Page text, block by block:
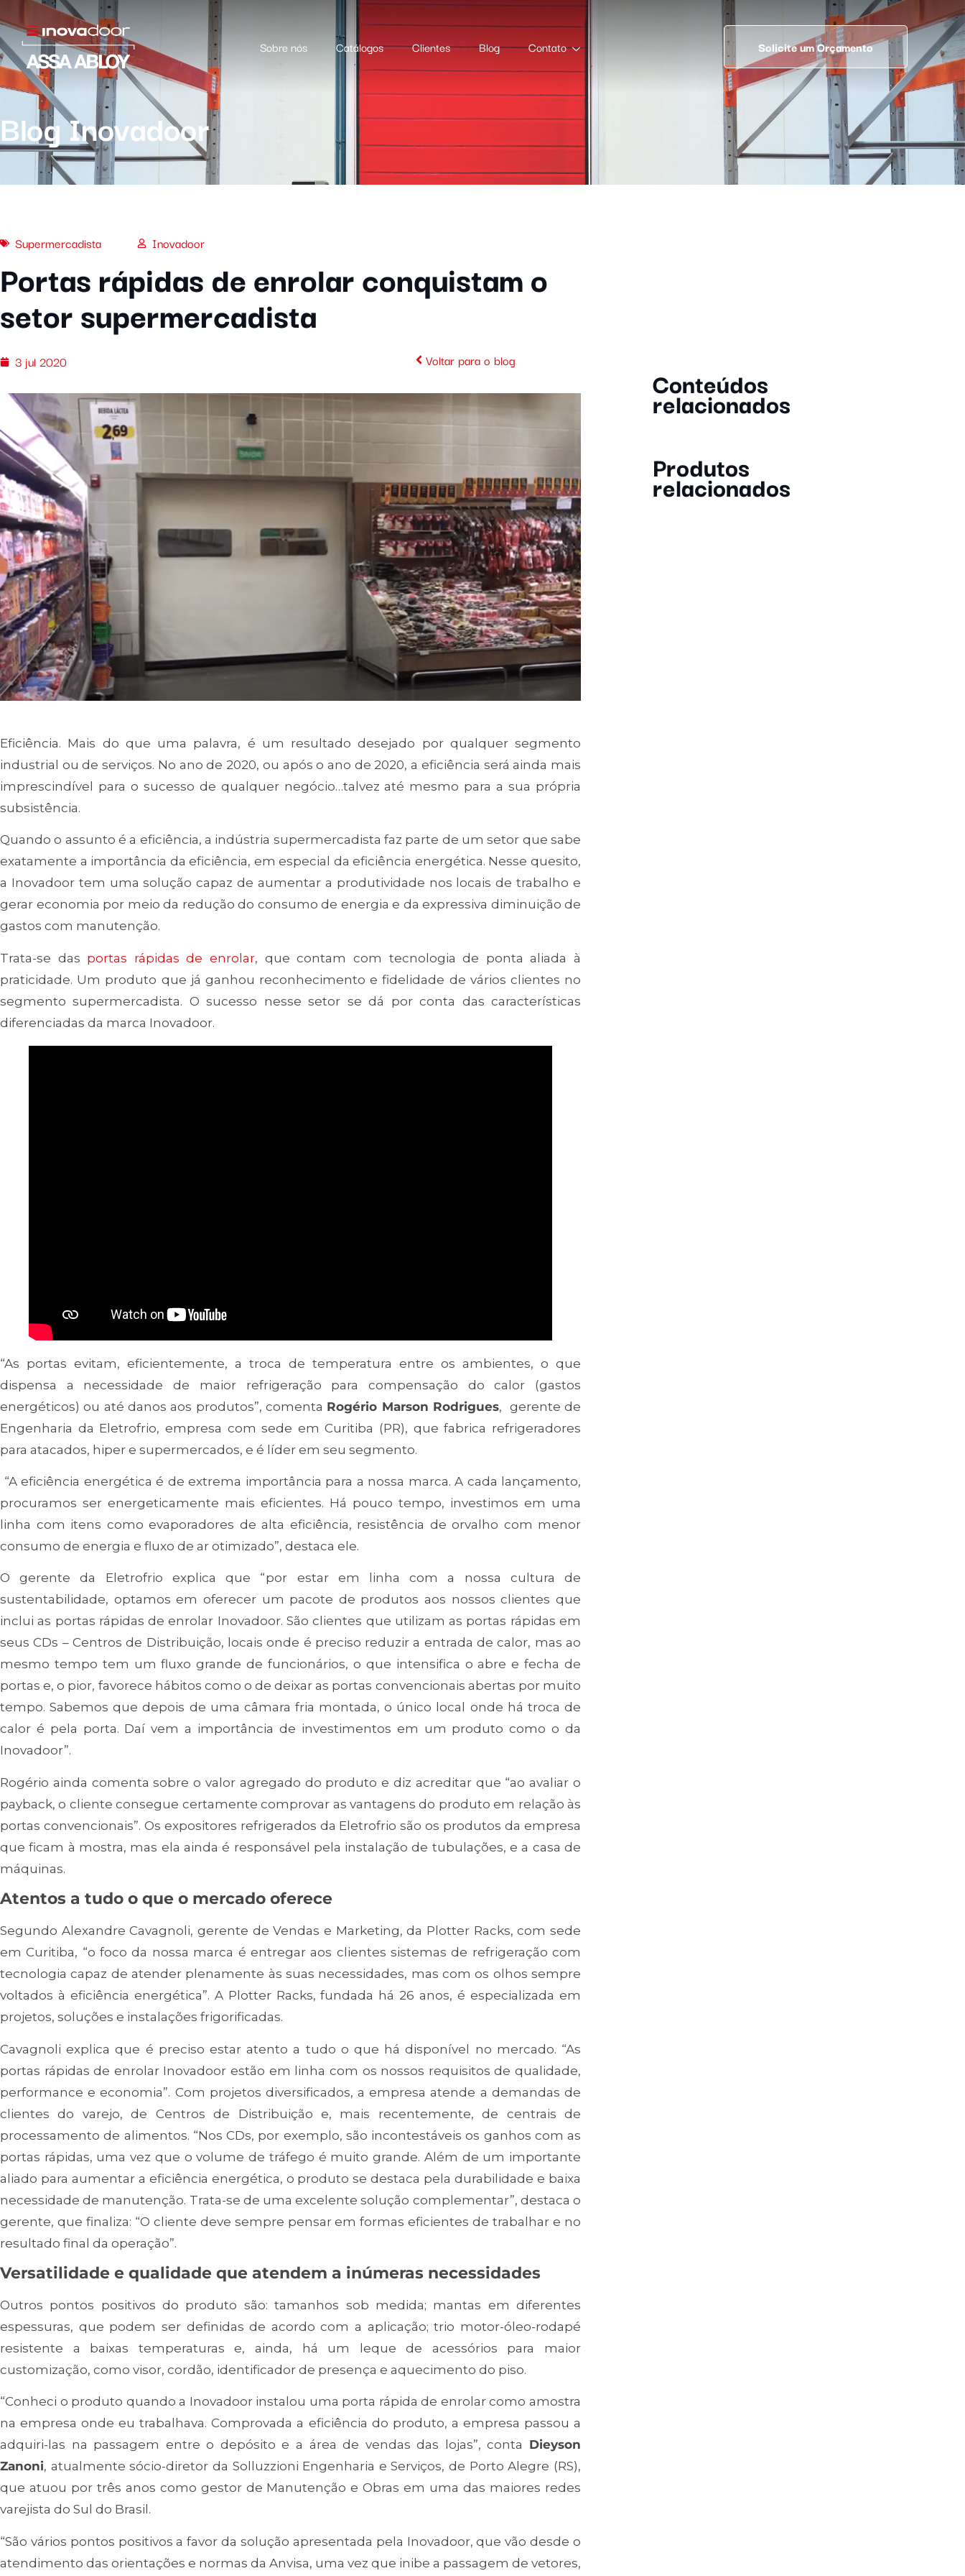
Sobre nós Catálogos Clientes Blog Contato Solicite um Orçamento
Blog Inovadoor
Supermercadista Inovadoor
Portas rápidas de enrolar conquistam o
setor supermercadista
3 jul 2020 Voltar para o blog
Eficiência. Mais do que uma palavra, é um resultado desejado por qualquer segmento
industrial ou de serviços. No ano de 2020, ou após o ano de 2020, a eficiência será ainda mais
imprescindível para o sucesso de qualquer negócio…talvez até mesmo para a sua própria
subsistência.
Quando o assunto é a eficiência, a indústria supermercadista faz parte de um setor que sabe
exatamente a importância da eficiência, em especial da eficiência energética. Nesse quesito,
a Inovadoor tem uma solução capaz de aumentar a produtividade nos locais de trabalho e
gerar economia por meio da redução do consumo de energia e da expressiva diminuição de
gastos com manutenção.
Trata-se das portas rápidas de enrolar, que contam com tecnologia de ponta aliada à
praticidade. Um produto que já ganhou reconhecimento e fidelidade de vários clientes no
segmento supermercadista. O sucesso nesse setor se dá por conta das características
diferenciadas da marca Inovadoor.
“As portas evitam, eficientemente, a troca de temperatura entre os ambientes, o que
dispensa a necessidade de maior refrigeração para compensação do calor (gastos
energéticos) ou até danos aos produtos”, comenta Rogério Marson Rodrigues, gerente de
Engenharia da Eletrofrio, empresa com sede em Curitiba (PR), que fabrica refrigeradores
para atacados, hiper e supermercados, e é líder em seu segmento.
“A eficiência energética é de extrema importância para a nossa marca. A cada lançamento,
procuramos ser energeticamente mais eficientes. Há pouco tempo, investimos em uma
linha com itens como evaporadores de alta eficiência, resistência de orvalho com menor
consumo de energia e fluxo de ar otimizado”, destaca ele.
O gerente da Eletrofrio explica que “por estar em linha com a nossa cultura de
sustentabilidade, optamos em oferecer um pacote de produtos aos nossos clientes que
inclui as portas rápidas de enrolar Inovadoor. São clientes que utilizam as portas rápidas em
seus CDs – Centros de Distribuição, locais onde é preciso reduzir a entrada de calor, mas ao
mesmo tempo tem um fluxo grande de funcionários, o que intensifica o abre e fecha de
portas e, o pior, favorece hábitos como o de deixar as portas convencionais abertas por muito
tempo. Sabemos que depois de uma câmara fria montada, o único local onde há troca de
calor é pela porta. Daí vem a importância de investimentos em um produto como o da
Inovadoor”.
Rogério ainda comenta sobre o valor agregado do produto e diz acreditar que “ao avaliar o
payback, o cliente consegue certamente comprovar as vantagens do produto em relação às
portas convencionais”. Os expositores refrigerados da Eletrofrio são os produtos da empresa
que ficam à mostra, mas ela ainda é responsável pela instalação de tubulações, e a casa de
máquinas.
Atentos a tudo o que o mercado oferece
Segundo Alexandre Cavagnoli, gerente de Vendas e Marketing, da Plotter Racks, com sede
em Curitiba, “o foco da nossa marca é entregar aos clientes sistemas de refrigeração com
tecnologia capaz de atender plenamente às suas necessidades, mas com os olhos sempre
voltados à eficiência energética”. A Plotter Racks, fundada há 26 anos, é especializada em
projetos, soluções e instalações frigorificadas.
Cavagnoli explica que é preciso estar atento a tudo o que há disponível no mercado. “As
portas rápidas de enrolar Inovadoor estão em linha com os nossos requisitos de qualidade,
performance e economia”. Com projetos diversificados, a empresa atende a demandas de
clientes do varejo, de Centros de Distribuição e, mais recentemente, de centrais de
processamento de alimentos. “Nos CDs, por exemplo, são incontestáveis os ganhos com as
portas rápidas, uma vez que o volume de tráfego é muito grande. Além de um importante
aliado para aumentar a eficiência energética, o produto se destaca pela durabilidade e baixa
necessidade de manutenção. Trata-se de uma excelente solução complementar”, destaca o
gerente, que finaliza: “O cliente deve sempre pensar em formas eficientes de trabalhar e no
resultado final da operação”.
Versatilidade e qualidade que atendem a inúmeras necessidades
Outros pontos positivos do produto são: tamanhos sob medida; mantas em diferentes
espessuras, que podem ser definidas de acordo com a aplicação; trio motor-óleo-rodapé
resistente a baixas temperaturas e, ainda, há um leque de acessórios para maior
customização, como visor, cordão, identificador de presença e aquecimento do piso.
“Conheci o produto quando a Inovadoor instalou uma porta rápida de enrolar como amostra
na empresa onde eu trabalhava. Comprovada a eficiência do produto, a empresa passou a
adquiri-las na passagem entre o depósito e a área de vendas das lojas”, conta Dieyson
Zanoni, atualmente sócio-diretor da Solluzzioni Engenharia e Serviços, de Porto Alegre (RS),
que atuou por três anos como gestor de Manutenção e Obras em uma das maiores redes
varejista do Sul do Brasil.
“São vários pontos positivos a favor da solução apresentada pela Inovadoor, que vão desde o
atendimento das orientações e normas da Anvisa, uma vez que inibe a passagem de vetores,
Conteúdos
relacionados
Produtos
relacionados